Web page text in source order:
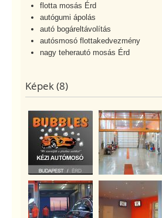
flotta mosás Érd
autógumi ápolás
autó bogáreltávolítás
autósmosó flottakedvezmény
nagy teherautó mosás Érd
Képek (8)